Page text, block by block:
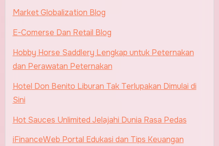
Market Globalization Blog
E-Comerse Dan Retail Blog
Hobby Horse Saddlery Lengkap untuk Peternakan
dan Perawatan Peternakan
Hotel Don Benito Liburan Tak Terlupakan Dimulai di
Sini
Hot Sauces Unlimited Jelajahi Dunia Rasa Pedas
iFinanceWeb Portal Edukasi dan Tips Keuangan